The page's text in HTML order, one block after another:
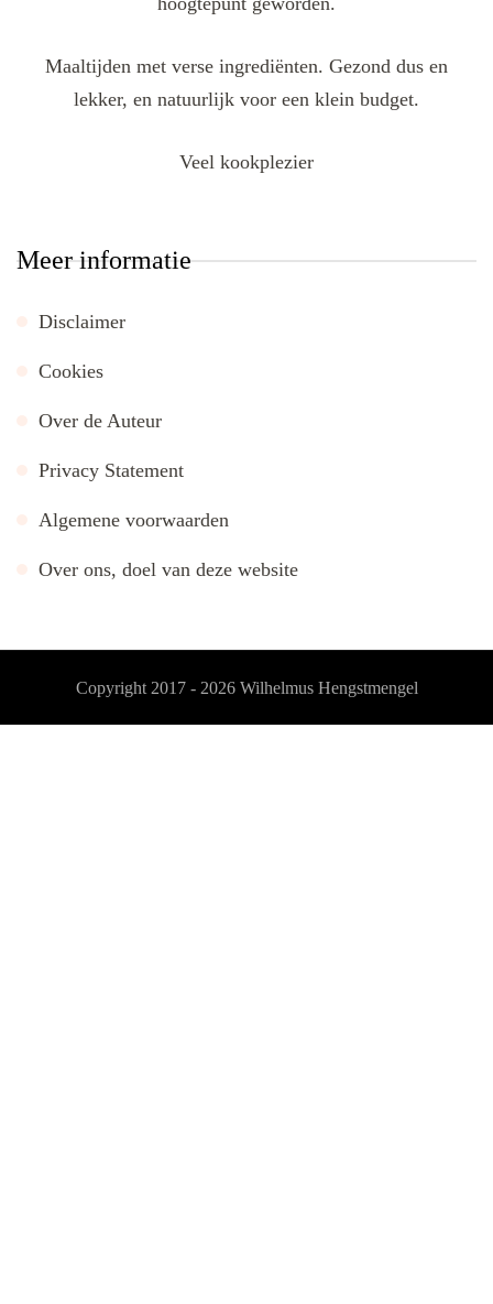
Maaltijden met verse ingrediënten. Gezond dus en
lekker, en natuurlijk voor een klein budget.
Veel kookplezier
Meer informatie
Disclaimer
Cookies
Over de Auteur
Privacy Statement
Algemene voorwaarden
Over ons, doel van deze website
Copyright 2017 - 2026 Wilhelmus Hengstmengel